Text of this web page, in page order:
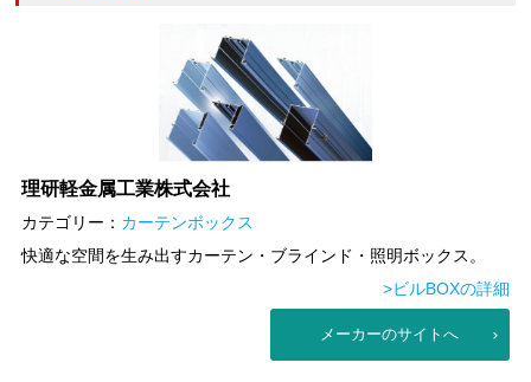
理研軽金属工業株式会社
カテゴリー： カーテンボックス
快適な空間を生み出すカーテン・ブラインド・照明ボックス。
>ビルBOXの詳細
メーカーのサイトへ